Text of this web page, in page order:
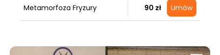
Metamorfoza Fryzury 90 zł Umów